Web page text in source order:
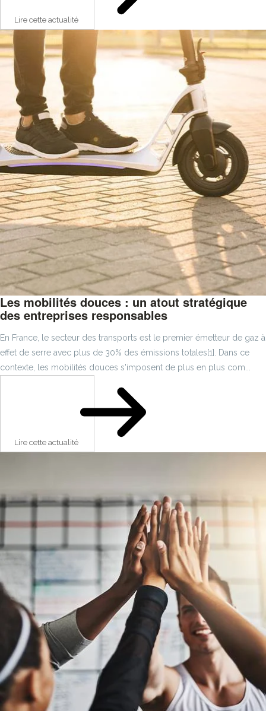
Lire cette actualité
Les mobilités douces : un atout stratégique
des entreprises responsables
En France, le secteur des transports est le premier émetteur de gaz à
effet de serre avec plus de 30% des émissions totales[1]. Dans ce
contexte, les mobilités douces s'imposent de plus en plus com...
Lire cette actualité